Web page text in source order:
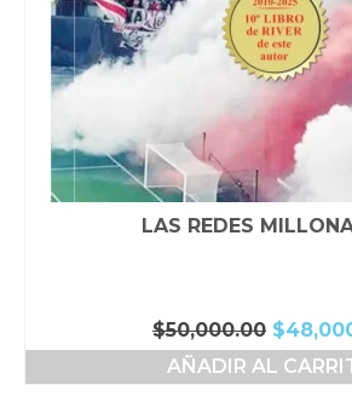
LAS REDES
$50,000.00 El
precio
original
$
AÑADIR AL